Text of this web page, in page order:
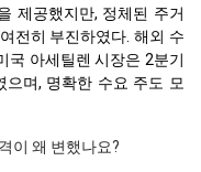
제공했지만, 정체된 주거
전히 부진하였다. 해외 수
국 아세틸렌 시장은 2분기
며, 명확한 수요 주도 모
이 왜 변했나요?